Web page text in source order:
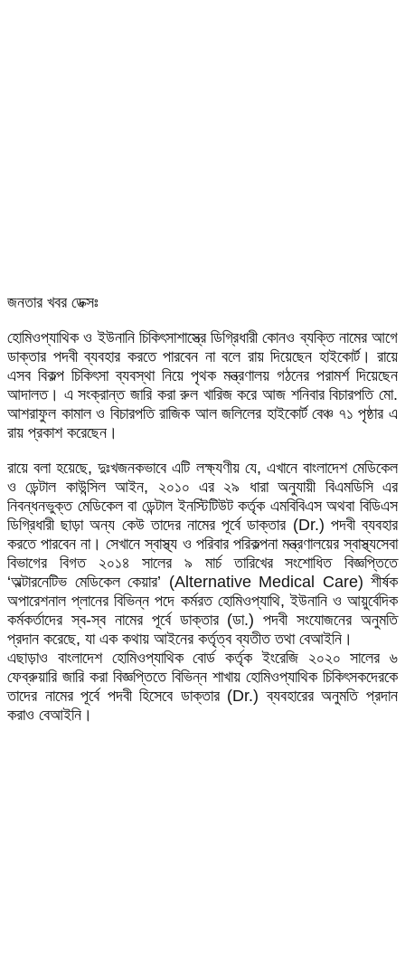
জনতার খবর ডেক্সঃ
হোমিওপ্যাথিক ও ইউনানি চিকিৎসাশাস্ত্রে ডিগ্রিধারী কোনও ব্যক্তি নামের আগে
ডাক্তার পদবী ব্যবহার করতে পারবেন না বলে রায় দিয়েছেন হাইকোর্ট। রায়ে
এসব বিকল্প চিকিৎসা ব্যবস্থা নিয়ে পৃথক মন্ত্রণালয় গঠনের পরামর্শ দিয়েছেন
আদালত। এ সংক্রান্ত জারি করা রুল খারিজ করে আজ শনিবার বিচারপতি মো.
আশরাফুল কামাল ও বিচারপতি রাজিক আল জলিলের হাইকোর্ট বেঞ্চ ৭১ পৃষ্ঠার এ
রায় প্রকাশ করেছেন।
রায়ে বলা হয়েছে, দুঃখজনকভাবে এটি লক্ষ্যণীয় যে, এখানে বাংলাদেশ মেডিকেল
ও ডেন্টাল কাউন্সিল আইন, ২০১০ এর ২৯ ধারা অনুযায়ী বিএমডিসি এর
নিবন্ধনভুক্ত মেডিকেল বা ডেন্টাল ইনস্টিটিউট কর্তৃক এমবিবিএস অথবা বিডিএস
ডিগ্রিধারী ছাড়া অন্য কেউ তাদের নামের পূর্বে ডাক্তার (Dr.) পদবী ব্যবহার
করতে পারবেন না। সেখানে স্বাস্থ্য ও পরিবার পরিকল্পনা মন্ত্রণালয়ের স্বাস্থ্যসেবা
বিভাগের বিগত ২০১৪ সালের ৯ মার্চ তারিখের সংশোধিত বিজ্ঞপ্তিতে
‘অল্টারনেটিভ মেডিকেল কেয়ার’ (Alternative Medical Care) শীর্ষক
অপারেশনাল প্লানের বিভিন্ন পদে কর্মরত হোমিওপ্যাথি, ইউনানি ও আয়ুর্বেদিক
কর্মকর্তাদের স্ব-স্ব নামের পূর্বে ডাক্তার (ডা.) পদবী সংযোজনের অনুমতি
প্রদান করেছে, যা এক কথায় আইনের কর্তৃত্ব ব্যতীত তথা বেআইনি।
এছাড়াও বাংলাদেশ হোমিওপ্যাথিক বোর্ড কর্তৃক ইংরেজি ২০২০ সালের ৬
ফেব্রুয়ারি জারি করা বিজ্ঞপ্তিতে বিভিন্ন শাখায় হোমিওপ্যাথিক চিকিৎসকদেরকে
তাদের নামের পূর্বে পদবী হিসেবে ডাক্তার (Dr.) ব্যবহারের অনুমতি প্রদান
করাও বেআইনি।